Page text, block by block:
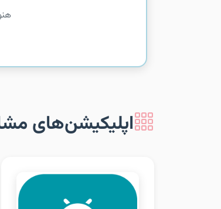
اپلیکیشن‌های